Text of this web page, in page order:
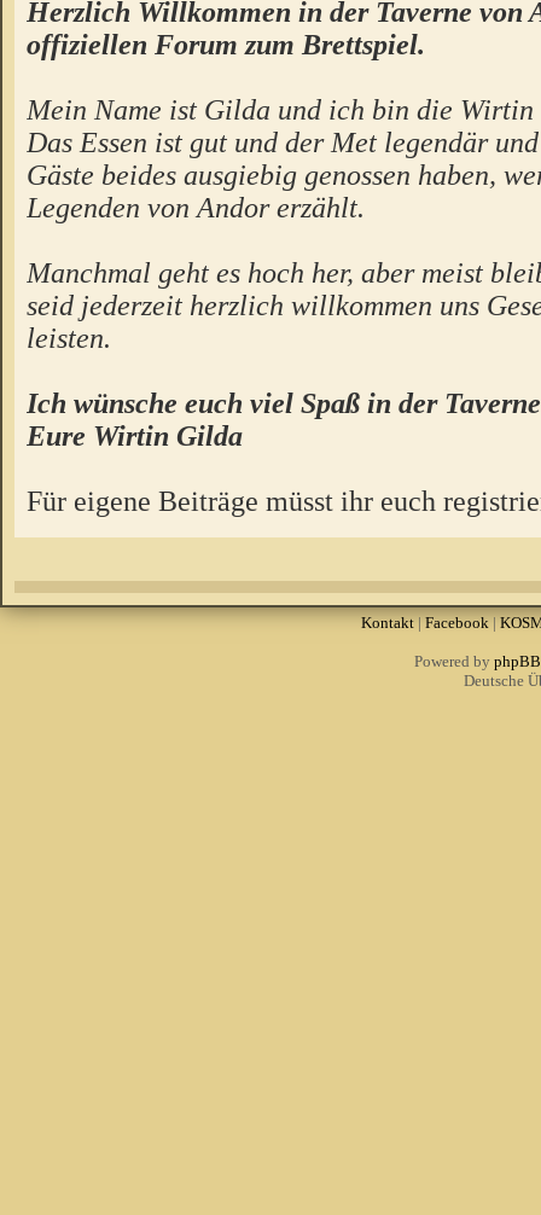
Herzlich Willkommen in der Taverne von
offiziellen Forum zum Brettspiel.
Mein Name ist Gilda und ich bin die Wirtin
Das Essen ist gut und der Met legendär
Gäste beides ausgiebig genossen haben,
Legenden von Andor erzählt.
Manchmal geht es hoch her, aber meist
seid jederzeit herzlich willkommen uns
leisten.
Ich wünsche euch viel Spaß in der
Eure Wirtin Gilda
Für eigene Beiträge müsst ihr euch
Kontakt| Facebook |
Powered by phpBB
Deutsche